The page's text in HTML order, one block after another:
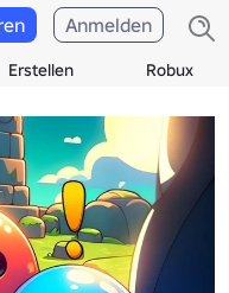
Erstellen Robux
Anmelden